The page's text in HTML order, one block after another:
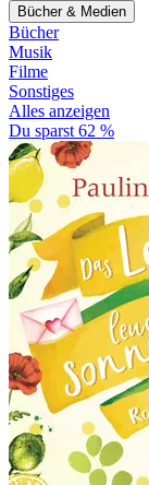
Bücher & Medien
Bücher
Musik
Filme
Sonstiges
Alles anzeigen
Du sparst 62 %